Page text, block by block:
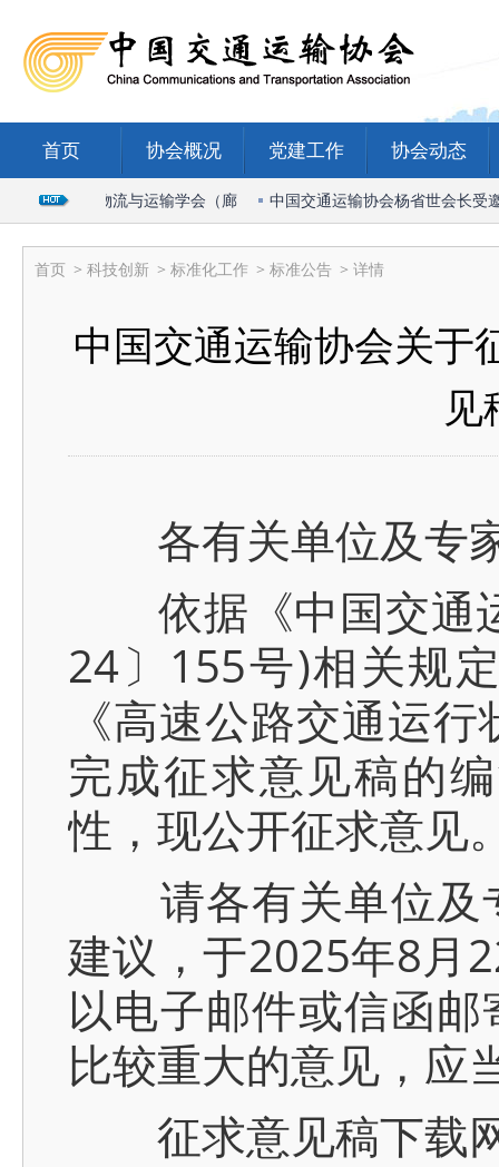
首页 协会概况 党建工作 协会动态
国际物流与运输学会（廊 中国交通运输协会杨省世会长受邀
首页 > 科技创新 > 标准化工作 > 标准公告 > 详情
中国交通运输协会关于
见
各有关单位及专
依据《中国交通
24〕155号)相关规
《高速公路交通运
完成征求意见稿的
性，现公开征求意见
请各有关单位及
建议，于2025年8月
以电子邮件或信函
比较重大的意见，应
征求意见稿下载